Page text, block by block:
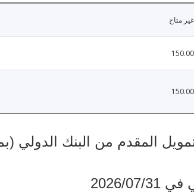
غير متاح
150.00
150.00
من البنك الدولي (بملايين
07/31